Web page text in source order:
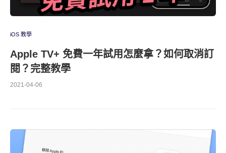
iOS 教學
Apple TV+ 免費一年試用怎麼拿？如何取消訂
閱？完整教學
2021-04-06